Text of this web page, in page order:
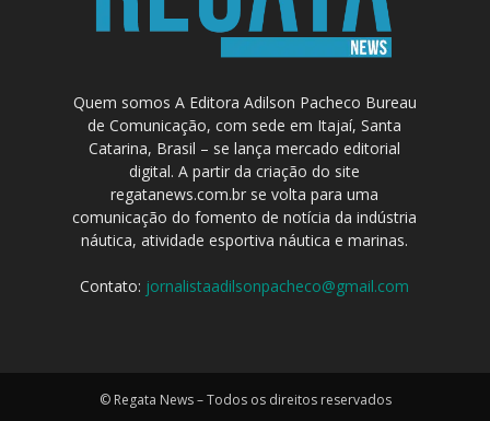
Quem somos A Editora Adilson Pacheco Bureau
de Comunicação, com sede em Itajaí, Santa
Catarina, Brasil – se lança mercado editorial
digital. A partir da criação do site
regatanews.com.br se volta para uma
comunicação do fomento de notícia da indústria
náutica, atividade esportiva náutica e marinas.
Contato: jornalistaadilsonpacheco@gmail.com
© Regata News – Todos os direitos reservados